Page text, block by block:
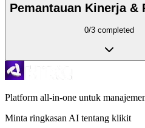
Pemantauan Kinerja &
0/3completed
Platform all-in-one untuk
Minta ringkasan AI tentang klikit